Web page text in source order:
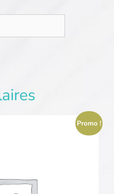
Promo !